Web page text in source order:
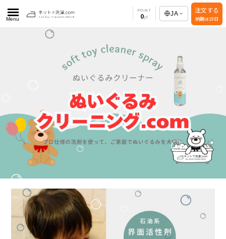
Menu
POINT
0 JA 注文する
納期は18日